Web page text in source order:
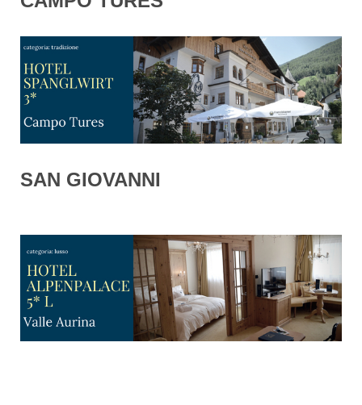
SAN GIOVANNI